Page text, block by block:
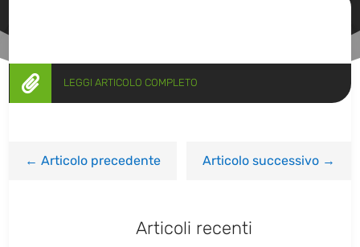
 LEGGI ARTICOLO COMPLETO
←Articolo precedente Articolo successivo→
Articoli recenti